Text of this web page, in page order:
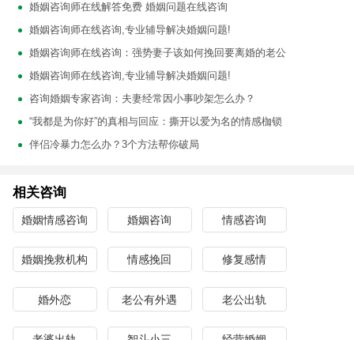
婚姻咨询师在线解答免费 婚姻问题在线咨询
婚姻咨询师在线咨询,专业辅导解决婚姻问题!
婚姻咨询师在线咨询：强势妻子该如何挽回要离婚的老公
婚姻咨询师在线咨询,专业辅导解决婚姻问题!
咨询婚姻专家咨询：夫妻经常因小事吵架怎么办？
“我都是为你好”的真相与回应：撕开以爱为名的情感枷锁
伴侣冷暴力怎么办？3个方法帮你破局
相关咨询
婚姻情感咨询 婚姻咨询 情感咨询
婚姻挽救机构 情感挽回 修复感情
婚外恋 老公有外遇 老公出轨